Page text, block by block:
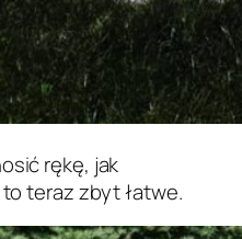
rękę, jak
teraz zbyt łatwe.